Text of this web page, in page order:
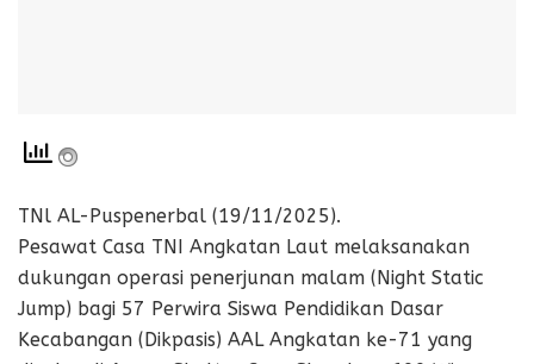
TNl AL-Puspenerbal (19/11/2025).
Pesawat Casa TNI Angkatan Laut melaksanakan
dukungan operasi penerjunan malam (Night Static
Jump) bagi 57 Perwira Siswa Pendidikan Dasar
Kecabangan (Dikpasis) AAL Angkatan ke-71 yang